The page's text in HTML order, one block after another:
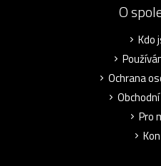
O
Kdo
Ochrana
Pro